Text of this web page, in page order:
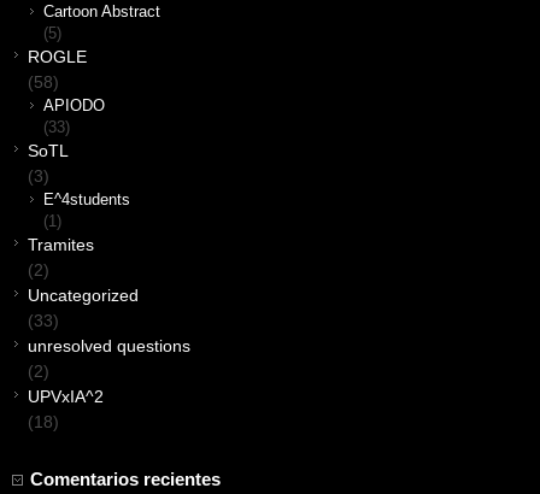
Cartoon Abstract
(5)
ROGLE
(58)
APIODO
(33)
SoTL
(3)
E^4students
(1)
Tramites
(2)
Uncategorized
(33)
unresolved questions
(2)
UPVxIA^2
(18)
Comentarios recientes